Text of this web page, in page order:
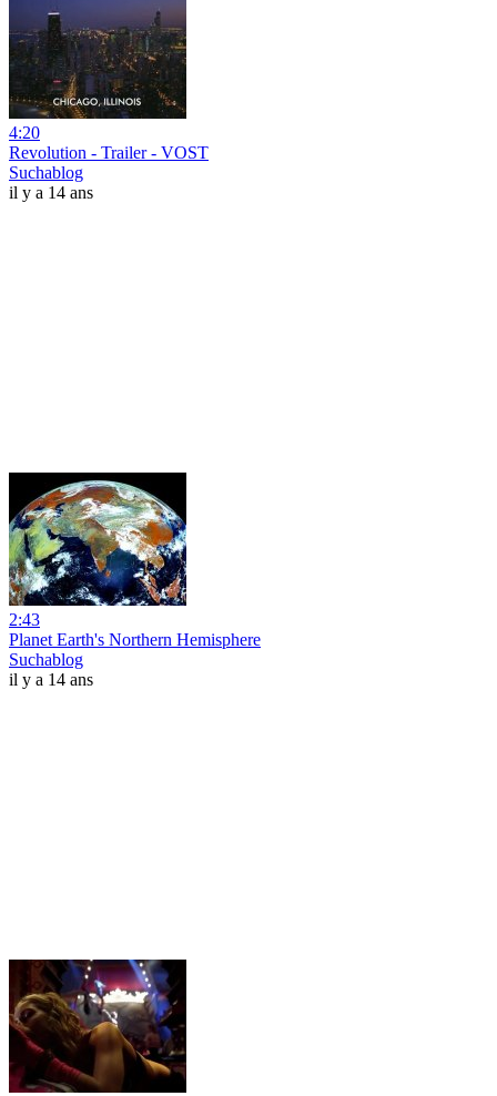
4:20
Revolution - Trailer - VOST
Suchablog
il y a 14 ans
2:43
Planet Earth's Northern Hemisphere
Suchablog
il y a 14 ans